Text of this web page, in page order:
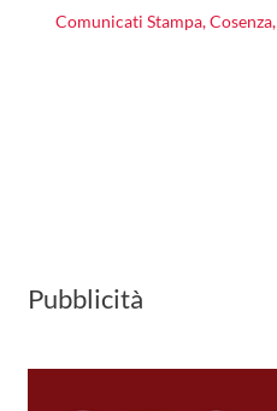
Comunicati Stampa,Cosenza,
Pubblicità